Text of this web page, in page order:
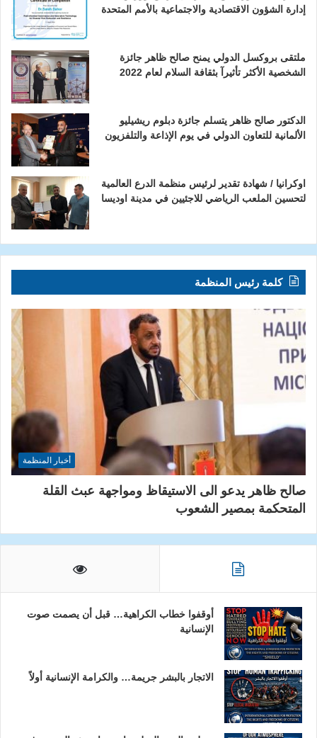
إدارة الشؤون الاقتصادية والاجتماعية بالأمم المتحدة
ملتقى بروكسل الدولي يمنح صالح ظاهر جائزة
الشخصية الأكثر تأثيرآ بثقافة السلام لعام 2022
الدكتور صالح ظاهر يتسلم جائزة دبلوم ريشيليو
الألمانية للتعاون الدولي في يوم الإذاعة والتلفزيون
اوكرانيا / شهادة تقدير لرئيس منظمة الدرع العالمية
لتحسين الملعب الرياضي للاجئيين في مدينة اوديسا
كلمة رئيس المنظمة
أخبار المنظمة
صالح ظاهر يدعو الى الاستيقاظ ومواجهة عبث القلة
المتحكمة بمصير الشعوب
أوقفوا خطاب الكراهية… قبل أن يصمت صوت
الإنسانية
الاتجار بالبشر جريمة… والكرامة الإنسانية أولاً